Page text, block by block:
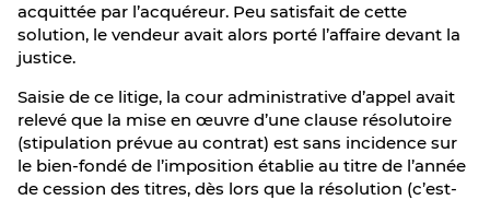
acquittée par l’acquéreur. Peu satisfait de cette
solution, le vendeur avait alors porté l’affaire devant la
justice.
Saisie de ce litige, la cour administrative d’appel avait
relevé que la mise en œuvre d’une clause résolutoire
(stipulation prévue au contrat) est sans incidence sur
le bien-fondé de l’imposition établie au titre de l’année
de cession des titres, dès lors que la résolution (c’est-